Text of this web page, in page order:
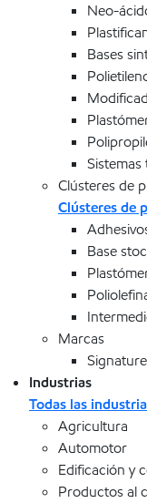
Neo-
Bases
Clústeres de
Clústeres de
Base
Marcas
Industrias
Todas las
Agricultura
Automotor
Edificación y
Productos al